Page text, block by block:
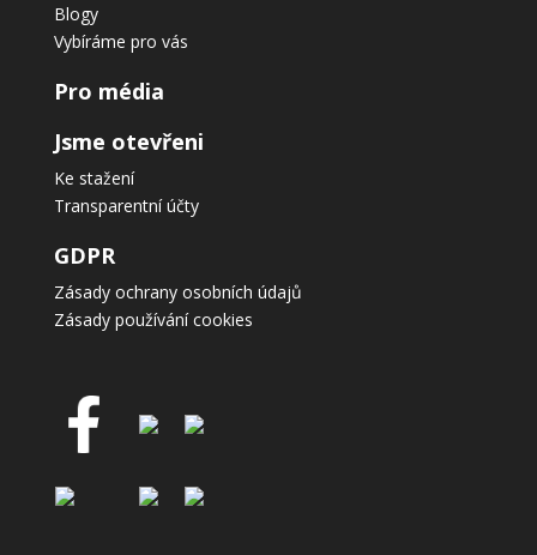
Blogy
Vybíráme pro vás
Pro média
Jsme otevřeni
Ke stažení
Transparentní účty
GDPR
Zásady ochrany osobních údajů
Zásady používání cookies